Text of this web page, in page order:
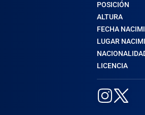
POSICIÓN
ALTURA
FECHA
LUGAR
LICENCIA